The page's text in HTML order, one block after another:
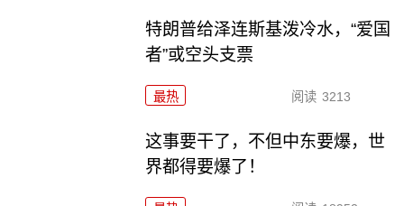
特朗普给泽连斯基泼冷水，“爱国
者”或空头支票
最热 阅读 3213
这事要干了，不但中东要爆，世
界都得要爆了！